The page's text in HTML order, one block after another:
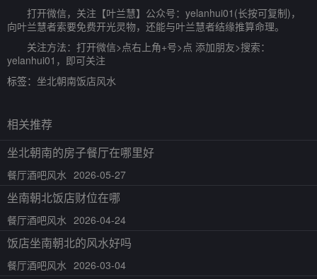
打开微信，关注【叶兰慧】公众号：yelanhui01(长按可复制)，
向叶兰慧者索要免费开光灵物，还能与叶兰慧者结缘推算命理。
关注方法：打开微信>点右上角+号>点 添加朋友>搜索：
yelanhui01，即可关注
标签： 坐北朝南饭店风水
相关推荐
坐北朝南的房子餐厅在哪里好
餐厅酒吧风水 2026-05-27
坐南朝北饭店财位在哪
餐厅酒吧风水 2026-04-24
饭店坐南朝北的风水好吗
餐厅酒吧风水 2026-03-04